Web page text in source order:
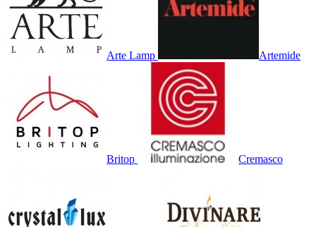
Arte Lamp Artemide
Britop Cremasco